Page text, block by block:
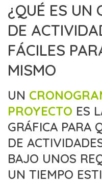
¿QUÉ ES UN
DE
FÁCILES
MISMO
UN
PROYECTO ES
GRÁFICA PARA
DE
BAJO UNOS
UN TIEMPO